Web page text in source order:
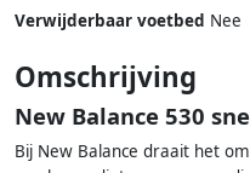
Verwijderbaar voetbed Nee
Omschrijving
New Balance 530
Bij New Balance draait het